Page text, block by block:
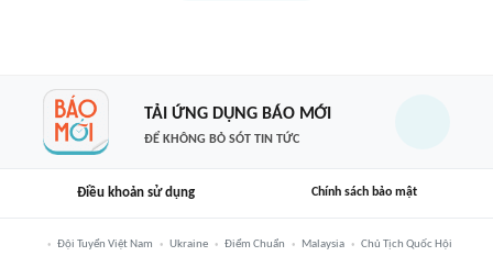
TẢI ỨNG DỤNG BÁO MỚI
ĐỂ KHÔNG BỎ SÓT TIN TỨC
Điều khoản sử dụng Chính sách bảo mật
Đội Tuyển Việt Nam Ukraine Điểm Chuẩn Malaysia
Chủ Tịch Quốc Hội